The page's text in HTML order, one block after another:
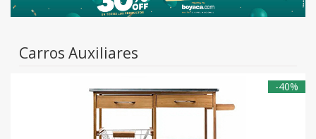
Carros Auxiliares
-40%